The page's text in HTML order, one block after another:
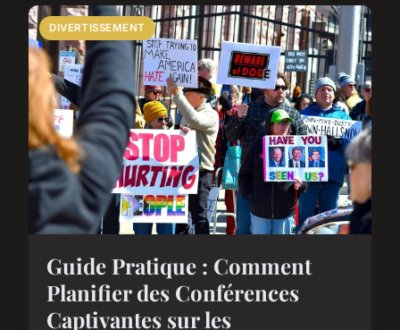
DIVERTISSEMENT
Guide Pratique : Comment
Planifier des Conférences
Captivantes sur les